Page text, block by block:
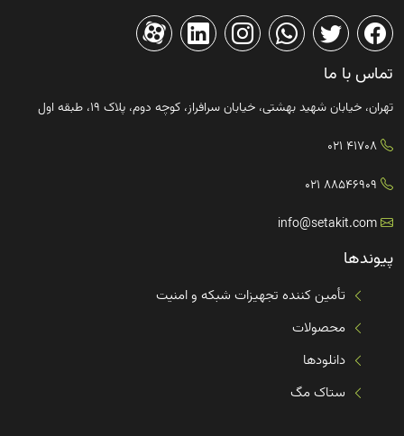
تماس با ما
تهران، خیابان شهید بهشتی، خیابان سرافراز، کوچه دوم، پلاک ۱۹، طبقه اول
41708 021
88546909 021
info@setakit.com
پیوندها
تأمین کننده تجهیزات شبکه و امنیت
محصولات
دانلودها
ستاک مگ